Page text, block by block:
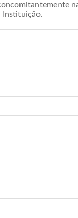
Instituição.